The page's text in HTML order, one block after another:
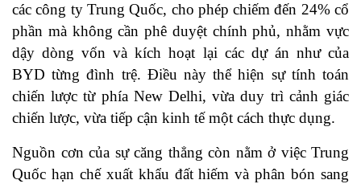
các công ty Trung Quốc, cho phép chiếm đến 24% cổ
phần mà không cần phê duyệt chính phủ, nhằm vực
dậy dòng vốn và kích hoạt lại các dự án như của
BYD từng đình trệ. Điều này thể hiện sự tính toán
chiến lược từ phía New Delhi, vừa duy trì cảnh giác
chiến lược, vừa tiếp cận kinh tế một cách thực dụng.
Nguồn cơn của sự căng thẳng còn nằm ở việc Trung
Quốc hạn chế xuất khẩu đất hiếm và phân bón sang